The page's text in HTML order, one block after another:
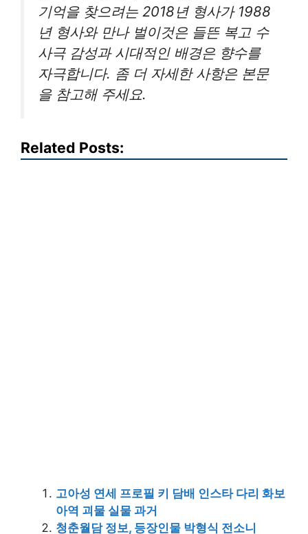
기억을 찾으려는 2018년 형사가 1988
년 형사와 만나 벌이것은 들뜬 복고 수
사극 감성과 시대적인 배경은 향수를
자극합니다. 좀 더 자세한 사항은 본문
을 참고해 주세요.
Related Posts:
고아성 연세 프로필 키 담배 인스타 다리 화보
아역 괴물 실물 과거
청춘월담 정보, 등장인물 박형식 전소니